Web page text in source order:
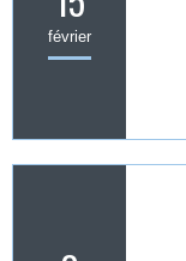
février